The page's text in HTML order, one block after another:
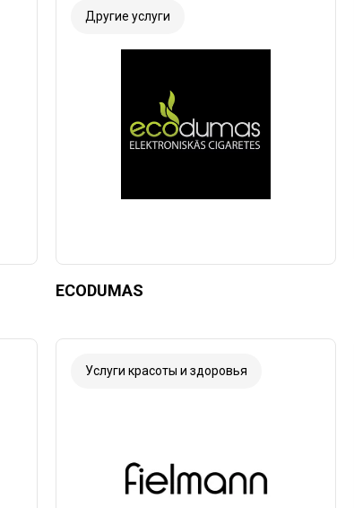
Другие услуги
ECODUMAS
Услуги красоты и здоровья